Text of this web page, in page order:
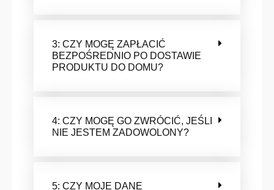
3: CZY MOGĘ ZAPŁACIĆ
BEZPOŚREDNIO PO DOSTAWIE
PRODUKTU DO DOMU?
4: CZY MOGĘ GO ZWRÓCIĆ, JEŚLI
NIE JESTEM ZADOWOLONY?
5: CZY MOJE DANE